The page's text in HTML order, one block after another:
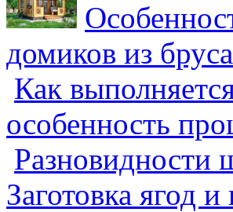
домиков из бруса
Как
особенность
Разновидности
Заготовка ягод и